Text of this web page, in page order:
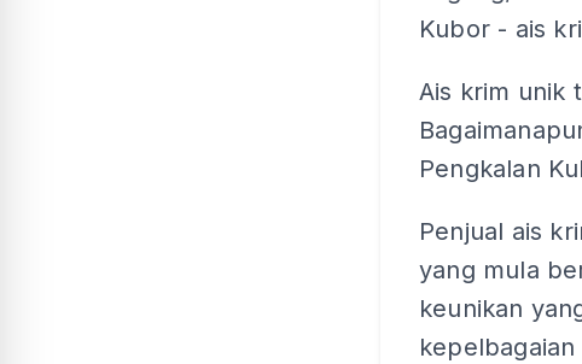
Kubor - ais
Ais krim unik
Pengkalan
Penjual ais
yang mula
keunikan